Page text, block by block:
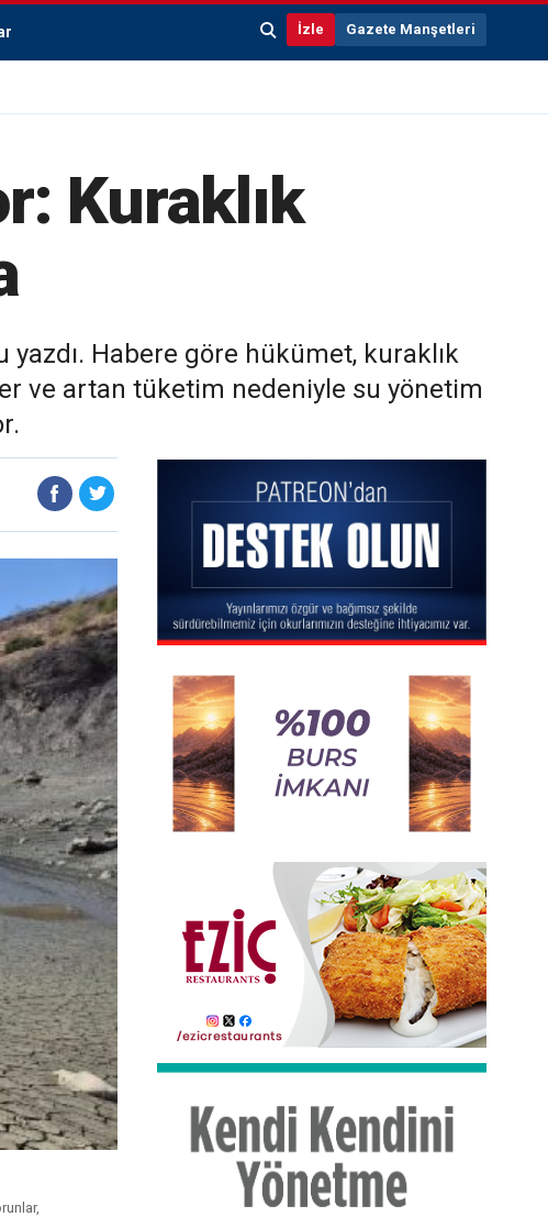
İzle Gazete Manşetleri
Kuraklık
yazdı. Habere göre hükümet, kuraklık
ve artan tüketim nedeniyle su yönetim